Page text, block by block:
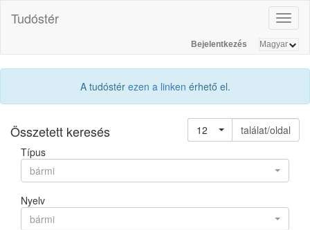
Tudóstér
Bejelentkezés
A tudóstér ezen a linken érhető el.
Összetett keresés 12
találat/oldal
Típus
bármi
Nyelv
bármi